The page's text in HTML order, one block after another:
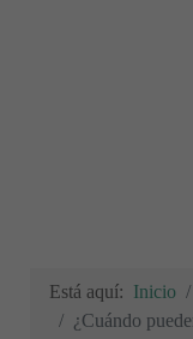
Está aquí: Inicio
¿Cuándo